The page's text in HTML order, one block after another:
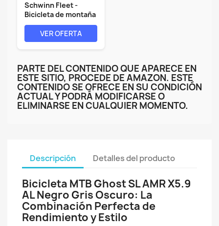
Schwinn Fleet -
Bicicleta de montaña
para...
VER OFERTA
PARTE DEL CONTENIDO QUE APARECE EN
ESTE SITIO, PROCEDE DE AMAZON. ESTE
CONTENIDO SE OFRECE EN SU CONDICIÓN
ACTUAL Y PODRÁ MODIFICARSE O
ELIMINARSE EN CUALQUIER MOMENTO.
Descripción Detalles del producto
Bicicleta MTB Ghost SL AMR X5.9
AL Negro Gris Oscuro: La
Combinación Perfecta de
Rendimiento y Estilo